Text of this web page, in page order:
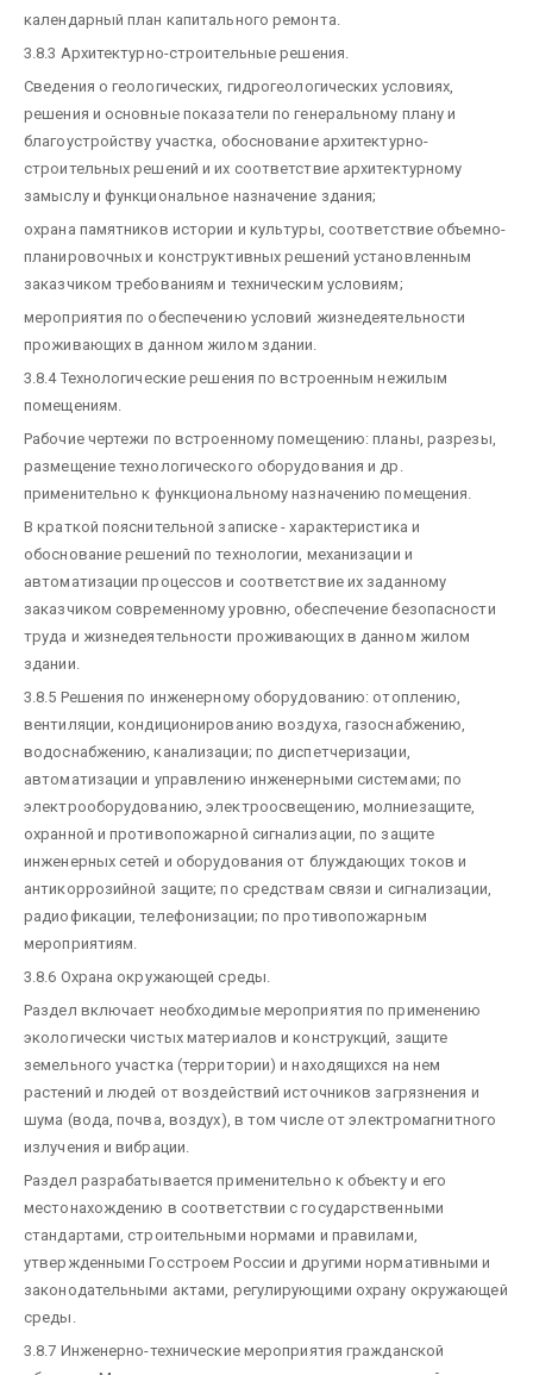
календарный план капитального ремонта.
3.8.3 Архитектурно-строительные решения.
Сведения о геологических, гидрогеологических условиях,
решения и основные показатели по генеральному плану и
благоустройству участка, обоснование архитектурно-
строительных решений и их соответствие архитектурному
замыслу и функциональное назначение здания;
охрана памятников истории и культуры, соответствие объемно-
планировочных и конструктивных решений установленным
заказчиком требованиям и техническим условиям;
мероприятия по обеспечению условий жизнедеятельности
проживающих в данном жилом здании.
3.8.4 Технологические решения по встроенным нежилым
помещениям.
Рабочие чертежи по встроенному помещению: планы, разрезы,
размещение технологического оборудования и др.
применительно к функциональному назначению помещения.
В краткой пояснительной записке - характеристика и
обоснование решений по технологии, механизации и
автоматизации процессов и соответствие их заданному
заказчиком современному уровню, обеспечение безопасности
труда и жизнедеятельности проживающих в данном жилом
здании.
3.8.5 Решения по инженерному оборудованию: отоплению,
вентиляции, кондиционированию воздуха, газоснабжению,
водоснабжению, канализации; по диспетчеризации,
автоматизации и управлению инженерными системами; по
электрооборудованию, электроосвещению, молниезащите,
охранной и противопожарной сигнализации, по защите
инженерных сетей и оборудования от блуждающих токов и
антикоррозийной защите; по средствам связи и сигнализации,
радиофикации, телефонизации; по противопожарным
мероприятиям.
3.8.6 Охрана окружающей среды.
Раздел включает необходимые мероприятия по применению
экологически чистых материалов и конструкций, защите
земельного участка (территории) и находящихся на нем
растений и людей от воздействий источников загрязнения и
шума (вода, почва, воздух), в том числе от электромагнитного
излучения и вибрации.
Раздел разрабатывается применительно к объекту и его
местонахождению в соответствии с государственными
стандартами, строительными нормами и правилами,
утвержденными Госстроем России и другими нормативными и
законодательными актами, регулирующими охрану окружающей
среды.
3.8.7 Инженерно-технические мероприятия гражданской